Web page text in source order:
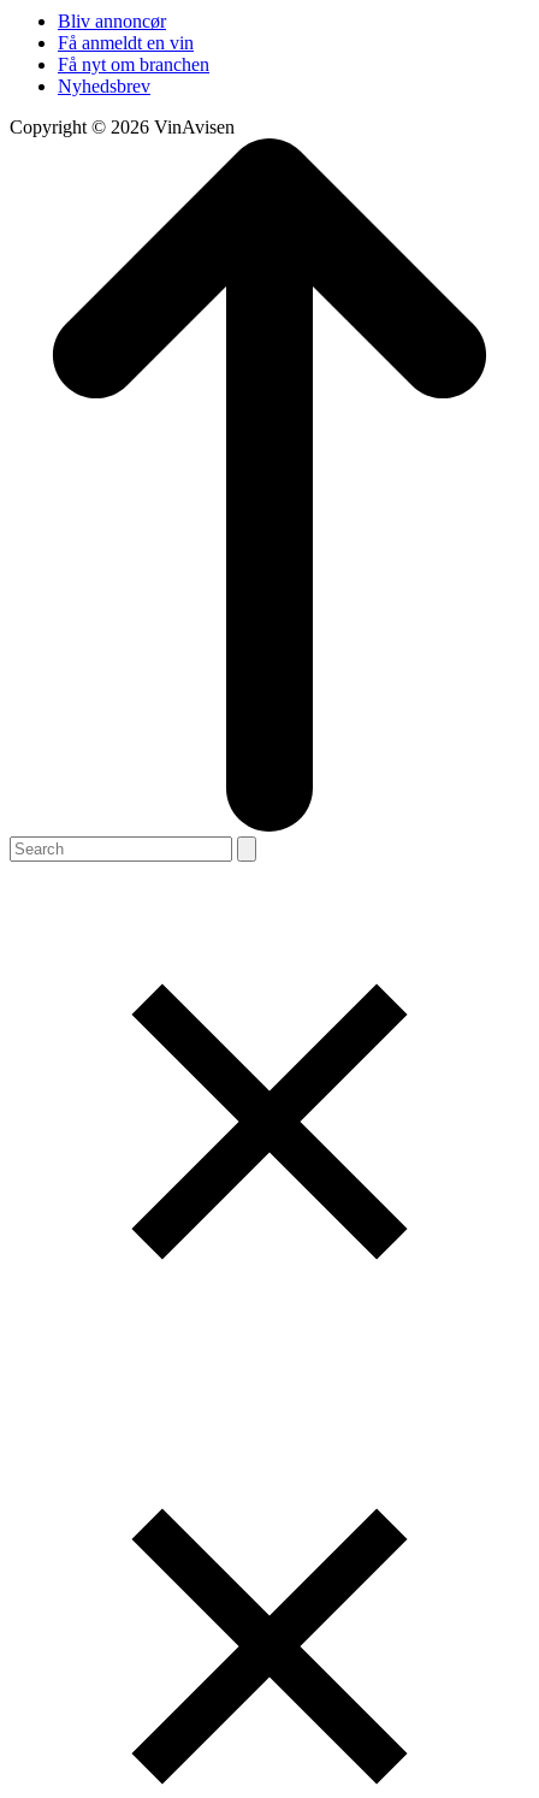
Bliv annoncør
Få anmeldt en vin
Få nyt om branchen
Nyhedsbrev
Copyright © 2026 VinAvisen